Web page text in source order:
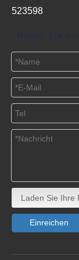
523598
Holen Sie
Laden Sie Ihre
Einreichen